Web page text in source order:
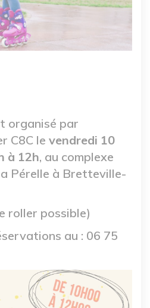
organisé par
C8C le vendredi 10
à 12h, au complexe
Pérelle à Bretteville-
roller possible)
au : 06 75